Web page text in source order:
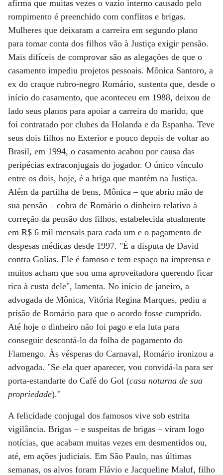
afirma que muitas vezes o vazio interno causado pelo
rompimento é preenchido com conflitos e brigas.
Mulheres que deixaram a carreira em segundo plano
para tomar conta dos filhos vão à Justiça exigir pensão.
Mais difíceis de comprovar são as alegações de que o
casamento impediu projetos pessoais. Mônica Santoro, a
ex do craque rubro-negro Romário, sustenta que, desde o
início do casamento, que aconteceu em 1988, deixou de
lado seus planos para apoiar a carreira do marido, que
foi contratado por clubes da Holanda e da Espanha. Teve
seus dois filhos no Exterior e pouco depois de voltar ao
Brasil, em 1994, o casamento acabou por causa das
peripécias extraconjugais do jogador. O único vínculo
entre os dois, hoje, é a briga que mantém na Justiça.
Além da partilha de bens, Mônica – que abriu mão de
sua pensão – cobra de Romário o dinheiro relativo à
correção da pensão dos filhos, estabelecida atualmente
em R$ 6 mil mensais para cada um e o pagamento de
despesas médicas desde 1997. "É a disputa de David
contra Golias. Ele é famoso e tem espaço na imprensa e
muitos acham que sou uma aproveitadora querendo ficar
rica à custa dele", lamenta. No início de janeiro, a
advogada de Mônica, Vitória Regina Marques, pediu a
prisão de Romário para que o acordo fosse cumprido.
Até hoje o dinheiro não foi pago e ela luta para
conseguir descontá-lo da folha de pagamento do
Flamengo. Às vésperas do Carnaval, Romário ironizou a
advogada. "Se ela quer aparecer, vou convidá-la para ser
porta-estandarte do Café do Gol (casa noturna de sua
propriedade)."
A felicidade conjugal dos famosos vive sob estrita
vigilância. Brigas – e suspeitas de brigas – viram logo
notícias, que acabam muitas vezes em desmentidos ou,
até, em ações judiciais. Em São Paulo, nas últimas
semanas, os alvos foram Flávio e Jacqueline Maluf, filho